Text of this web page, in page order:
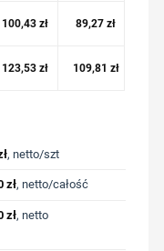
100,43 zł 89,27zł
123,53 zł 109,81 zł
, netto/szt
zł, netto/całość
zł, netto